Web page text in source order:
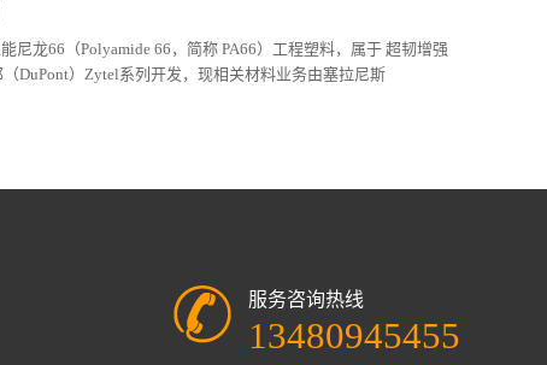
尼龙66（Polyamide 66，简称 PA66）工程塑料，属于 超韧增强
DuPont）Zytel系列开发，现相关材料业务由塞拉尼斯
服务咨询热线
13480945455